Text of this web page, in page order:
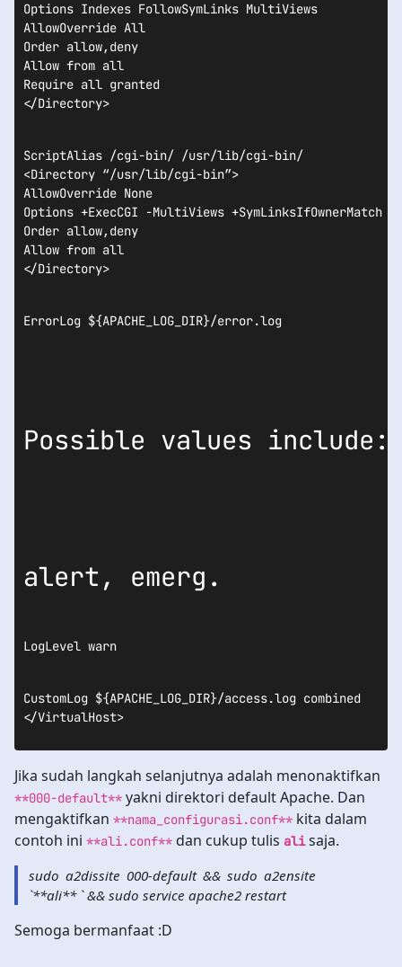
Options Indexes FollowSymLinks MultiViews
AllowOverride All
Order allow,deny
Allow from all
Require all granted
</Directory>
ScriptAlias /cgi-bin/ /usr/lib/cgi-bin/
<Directory “/usr/lib/cgi-bin”>
AllowOverride None
Options +ExecCGI -MultiViews +SymLinksIfOwnerMatch
Order allow,deny
Allow from all
</Directory>
ErrorLog ${APACHE_LOG_DIR}/error.log
LogLevel warn
CustomLog ${APACHE_LOG_DIR}/access.log combined
</VirtualHost>
Jika sudah langkah selanjutnya adalah menonaktifkan
**000-default** yakni direktori default Apache. Dan
mengaktifkan **nama_configurasi.conf** kita dalam
contoh ini **ali.conf** dan cukup tulis alisaja.
sudo a2dissite 000-default && sudo a2ensite
`**ali** ` && sudo service apache2 restart
Semoga bermanfaat :D